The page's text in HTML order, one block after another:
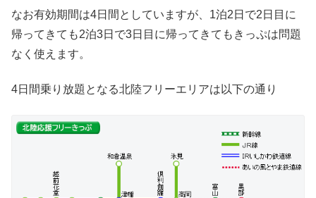
なお有効期間は4日間としていますが、1泊2日で2日目に
帰ってきても2泊3日で3日目に帰ってきてもきっぷは問題
なく使えます。
4日間乗り放題となる北陸フリーエリアは以下の通り